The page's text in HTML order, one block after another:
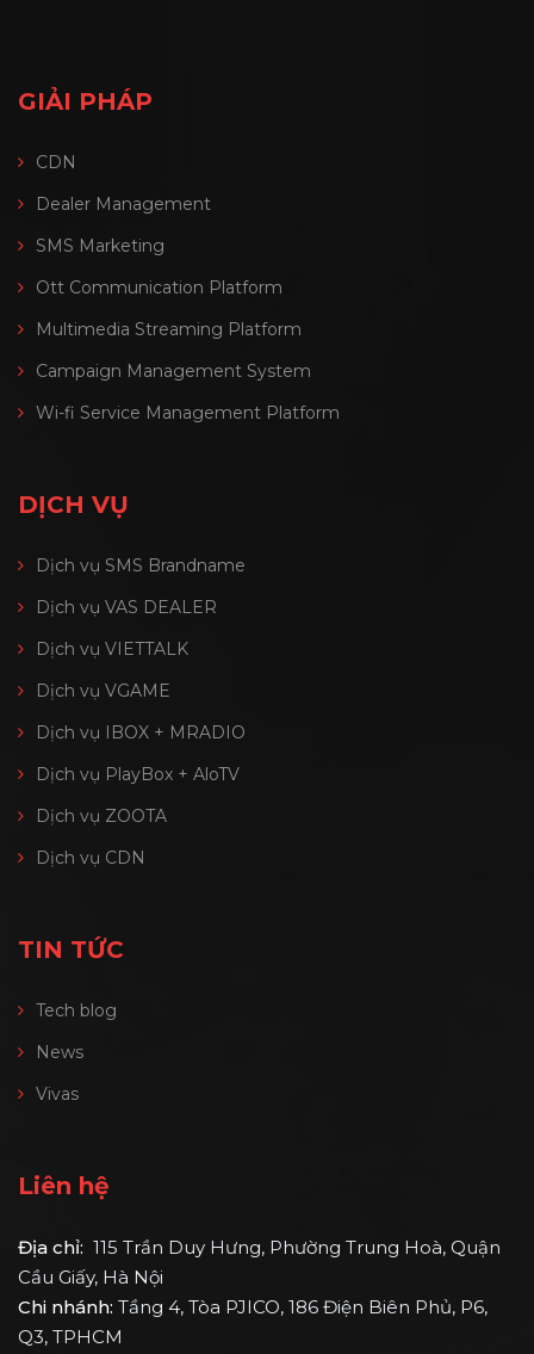
GIẢI PHÁP
CDN
Dealer Management
SMS Marketing
Ott Communication Platform
Multimedia Streaming Platform
Campaign Management System
Wi-fi Service Management Platform
DỊCH VỤ
Dịch vụ SMS Brandname
Dịch vụ VAS DEALER
Dịch vụ VIETTALK
Dịch vụ VGAME
Dịch vụ IBOX + MRADIO
Dịch vụ PlayBox + AloTV
Dịch vụ ZOOTA
Dịch vụ CDN
TIN TỨC
Tech blog
News
Vivas
Liên hệ
Địa chỉ: 115 Trần Duy Hưng, Phường Trung Hoà, Quận
Cầu Giấy, Hà Nội
Chi nhánh: Tầng 4, Tòa PJICO, 186 Điện Biên Phủ, P6,
Q3, TPHCM